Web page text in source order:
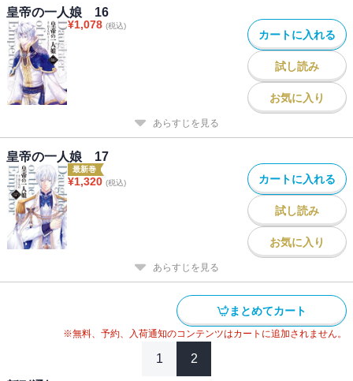
皇帝の一人娘 16
¥1,078 (税込)
カートに入れる
試し読み
お気に入り
あらすじを見る
皇帝の一人娘 17
最新巻
¥1,320 (税込) カートに入れる
試し読み
お気に入り
あらすじを見る
まとめてカート
※無料、予約、入荷通知のコンテンツはカートに追加されません。
1 2